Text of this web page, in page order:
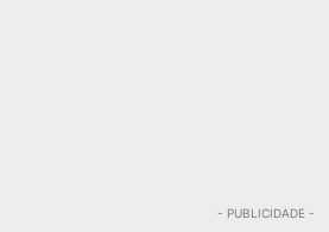
- PUBLICIDADE -